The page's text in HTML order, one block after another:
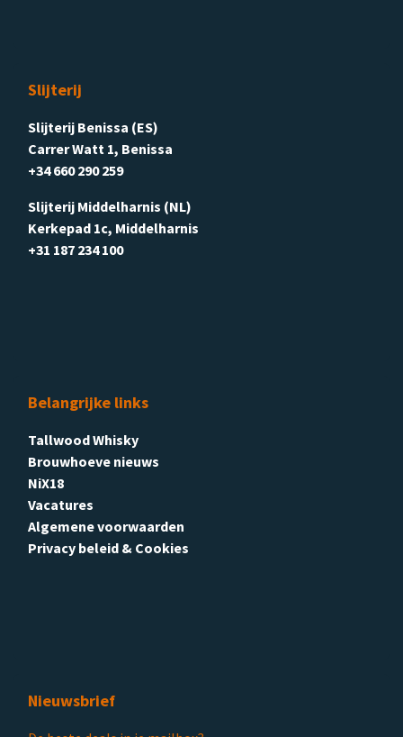
Slijterij
Slijterij Benissa (ES)
Carrer Watt 1, Benissa
+34 660 290 259
Slijterij Middelharnis (NL)
Kerkepad 1c, Middelharnis
+31 187 234 100
Belangrijke links
Tallwood Whisky
Brouwhoeve nieuws
NiX18
Vacatures
Algemene voorwaarden
Privacy beleid & Cookies
Nieuwsbrief